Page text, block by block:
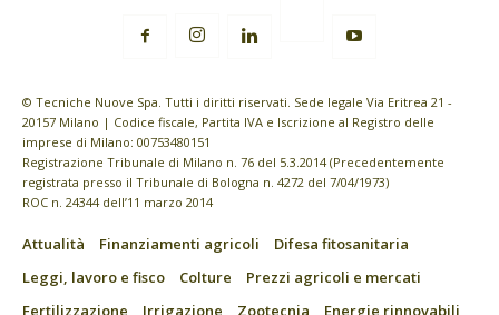
© Tecniche Nuove Spa. Tutti i diritti riservati. Sede legale Via Eritrea 21 -
20157 Milano | Codice fiscale, Partita IVA e Iscrizione al Registro delle
imprese di Milano: 00753480151
Registrazione Tribunale di Milano n. 76 del 5.3.2014 (Precedentemente
registrata presso il Tribunale di Bologna n. 4272 del 7/04/1973)
ROC n. 24344 dell’11 marzo 2014
Attualità Finanziamenti agricoli
Difesa fitosanitaria
Leggi, lavoro e fisco
Colture
Prezzi agricoli e mercati
Fertilizzazione
Irrigazione Zootecnia
Energie rinnovabili